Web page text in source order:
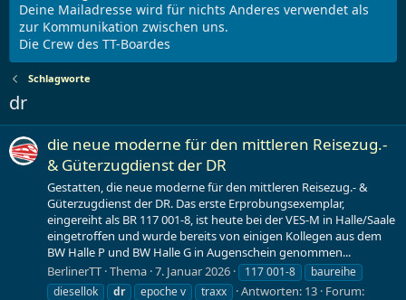
Deine Mailadresse wird für nichts Anderes verwendet als
zur Kommunikation zwischen uns.
Die Crew des TT-Boardes
Schlagworte
dr
die neue moderne für den mittleren Reisezug.-
& Güterzugdienst der DR
Gestatten, die neue moderne für den mittleren Reisezug.- &
Güterzugdienst der DR. Das erste Erprobungsexemplar,
eingereiht als BR 117 001-8, ist heute bei der VES-M in Halle/Saale
eingetroffen und wurde bereits von einigen Kollegen aus dem
BW Halle P und BW Halle G in Augenschein genommen...
BerlinerTT Thema 7. Januar 2026 117 001-8
baureihe
diesellok
dr epoche v traxx Antworten: 13 Forum: